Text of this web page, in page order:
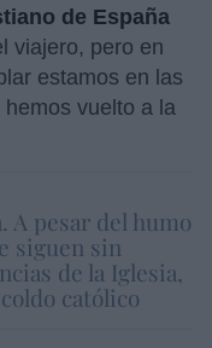
de España
viajero, pero en
estamos en las
vuelto a la
A pesar del humo
siguen sin
de la Iglesia,
católico